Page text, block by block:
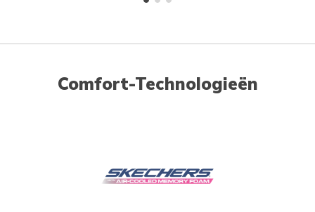
Comfort-Technologieën